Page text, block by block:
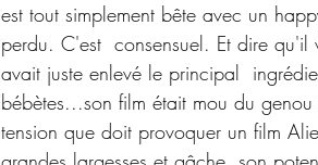
est tout simplement bête avec un
perdu. C'est  consensuel. Et dire qu'il
avait juste enlevé le principal
bébètes...son film était mou du
tension que doit provoquer un film